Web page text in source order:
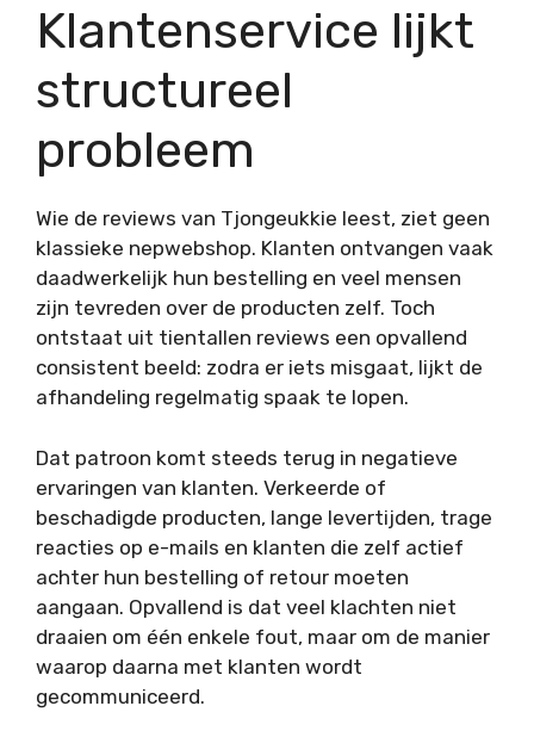
Klantenservice lijkt
structureel
probleem
Wie de reviews van Tjongeukkie leest, ziet geen
klassieke nepwebshop. Klanten ontvangen vaak
daadwerkelijk hun bestelling en veel mensen
zijn tevreden over de producten zelf. Toch
ontstaat uit tientallen reviews een opvallend
consistent beeld: zodra er iets misgaat, lijkt de
afhandeling regelmatig spaak te lopen.
Dat patroon komt steeds terug in negatieve
ervaringen van klanten. Verkeerde of
beschadigde producten, lange levertijden, trage
reacties op e-mails en klanten die zelf actief
achter hun bestelling of retour moeten
aangaan. Opvallend is dat veel klachten niet
draaien om één enkele fout, maar om de manier
waarop daarna met klanten wordt
gecommuniceerd.